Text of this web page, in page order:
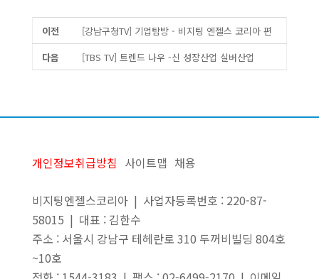
이전
[강남구청TV] 기업탐방 - 비지팅 엔젤스 코리아 편
다음
[TBS TV] 트렌드 나우 -신 성장산업 실버산업
개인정보취급방침 사이트맵 채용
비지팅엔젤스코리아 | 사업자등록번호 : 220-87-
58015 | 대표 : 김한수
주소 : 서울시 강남구 테헤란로 310 두꺼비빌딩 804호
~10호